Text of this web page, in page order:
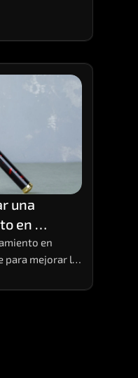
de
una
en
en
para mejorar la
agencias
necesarios